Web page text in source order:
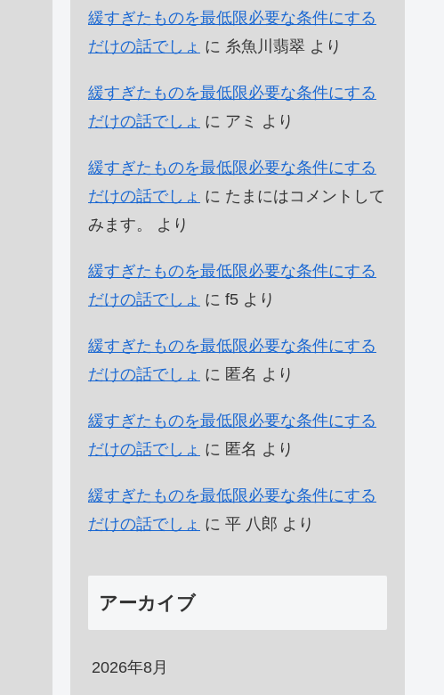
緩すぎたものを最低限必要な条件にする
だけの話でしょ に 糸魚川翡翠 より
緩すぎたものを最低限必要な条件にする
だけの話でしょ に アミ より
緩すぎたものを最低限必要な条件にする
だけの話でしょ に たまにはコメントして
みます。
より
緩すぎたものを最低限必要な条件にする
だけの話でしょ に f5 より
緩すぎたものを最低限必要な条件にする
だけの話でしょ に 匿名 より
緩すぎたものを最低限必要な条件にする
だけの話でしょ に 匿名 より
緩すぎたものを最低限必要な条件にする
だけの話でしょ に 平 八郎 より
アーカイブ
2026年8月